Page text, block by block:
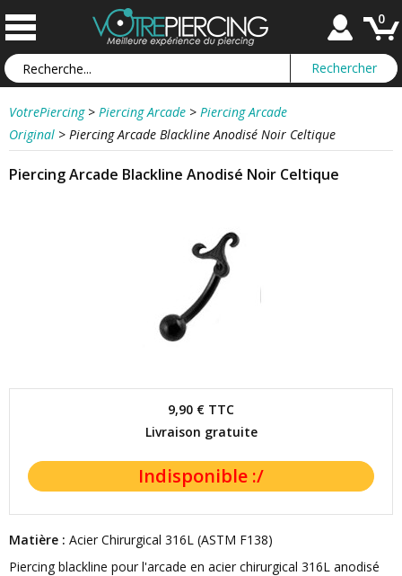
0
VotrePiercing > Piercing Arcade > Piercing Arcade
Original > Piercing Arcade Blackline Anodisé Noir Celtique
Piercing Arcade Blackline Anodisé Noir Celtique
9,90 € TTC
Livraison gratuite
Matière : Acier Chirurgical 316L (ASTM F138)
Piercing blackline pour l'arcade en acier chirurgical 316L anodisé